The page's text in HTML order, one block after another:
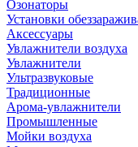
Озонаторы
Установки
Аксессуары
Увлажнители воздуха
Увлажнители
Ультразвуковые
Традиционные
Арома-увлажнители
Промышленные
Мойки воздуха